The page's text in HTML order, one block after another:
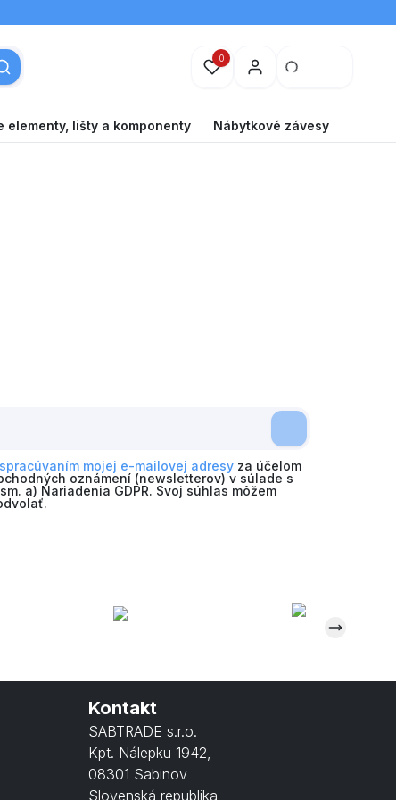
0
elementy, lišty a komponenty Nábytkové závesy
spracúvaním mojej e-mailovej adresy za účelom
oznámení (newsletterov) v súlade s
a) Nariadenia GDPR. Svoj súhlas môžem
Kontakt
SABTRADE s.r.o.
Kpt. Nálepku 1942,
08301 Sabinov
Slovenská republika